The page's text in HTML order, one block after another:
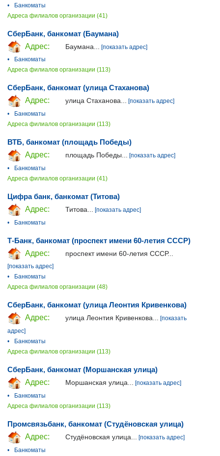
•
Банкоматы
Адреса филиалов организации (41)
СберБанк, банкомат (Баумана)
Адрес:
Баумана...
[показать адрес]
•
Банкоматы
Адреса филиалов организации (113)
СберБанк, банкомат (улица Стаханова)
Адрес:
улица Стаханова... [показать адрес]
•
Банкоматы
Адреса филиалов организации (113)
ВТБ, банкомат (площадь Победы)
Адрес:
площадь Победы...
[показать адрес]
•
Банкоматы
Адреса филиалов организации (41)
Цифра банк, банкомат (Титова)
Адрес:
Титова...
[показать адрес]
•
Банкоматы
Т-Банк, банкомат (проспект имени 60-летия СССР)
Адрес:
проспект имени 60-летия СССР...
[показать адрес]
•
Банкоматы
Адреса филиалов организации (48)
СберБанк, банкомат (улица Леонтия Кривенкова)
Адрес:
улица Леонтия Кривенкова... [показать
адрес]
•
Банкоматы
Адреса филиалов организации (113)
СберБанк, банкомат (Моршанская улица)
Адрес:
Моршанская улица...
[показать адрес]
•
Банкоматы
Адреса филиалов организации (113)
Промсвязьбанк, банкомат (Студёновская улица)
Адрес:
Студёновская улица...
[показать адрес]
•
Банкоматы